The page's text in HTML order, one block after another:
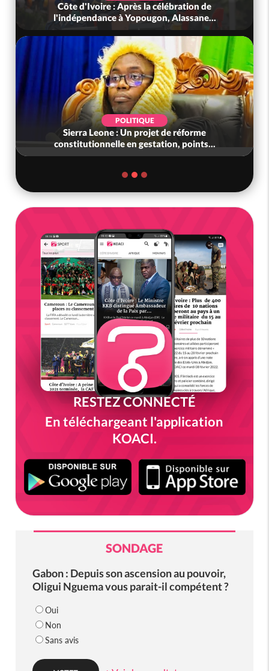
Côte d'Ivoire : Après la célébration de
l'indépendance à Yopougon, Alassane...
POLITIQUE
Sierra Leone : Un projet de réforme
constitutionnelle en gestation, points...
RESTEZ CONNECTÉ
En téléchargeant l'application
KOACI.
SONDAGE
Gabon : Depuis son ascension au pouvoir,
Oligui Nguema vous parait-il compétent ?
Oui
Non
Sans avis